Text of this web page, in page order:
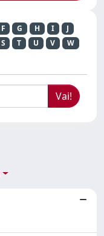
F G H I
J
S T U V
W